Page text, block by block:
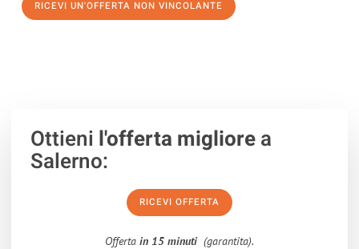
RICEVI UN'OFFERTA NON VINCOLANTE
Ottieni l'offerta migliorea
Salerno:
RICEVI OFFERTA
Offerta in 15 minuti (garantita).